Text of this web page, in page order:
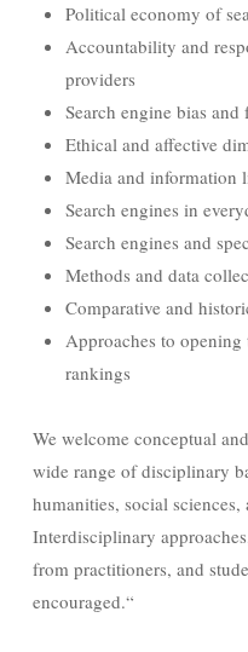
Political economy of
Accountability and
providers
Search engine bias and
Ethical and affective
Media and information
Search engines in
Search engines and
Methods and data
Comparative and
Approaches to
rankings
We welcome conceptual
wide range of disciplinary
humanities, social
Interdisciplinary
from practitioners, and
encouraged.“